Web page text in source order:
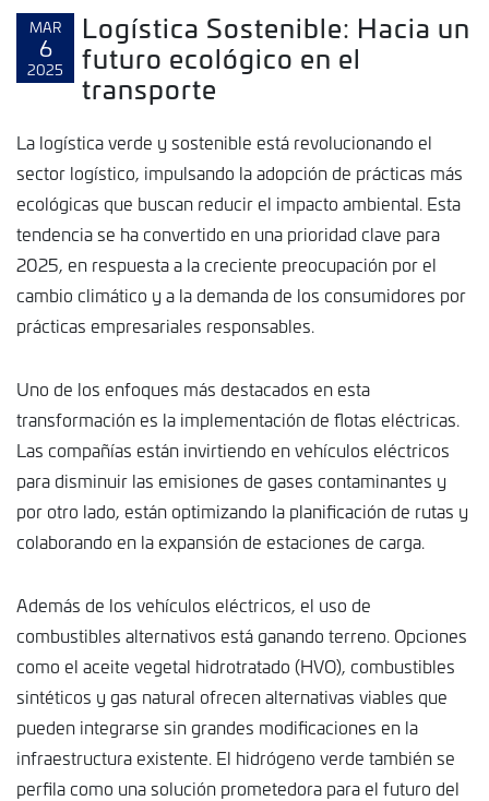
MAR
6
2025
Logística Sostenible: Hacia un
futuro ecológico en el
transporte
La logística verde y sostenible está revolucionando el
sector logístico, impulsando la adopción de prácticas más
ecológicas que buscan reducir el impacto ambiental. Esta
tendencia se ha convertido en una prioridad clave para
2025, en respuesta a la creciente preocupación por el
cambio climático y a la demanda de los consumidores por
prácticas empresariales responsables.
Uno de los enfoques más destacados en esta
transformación es la implementación de flotas eléctricas.
Las compañías están invirtiendo en vehículos eléctricos
para disminuir las emisiones de gases contaminantes y
por otro lado, están optimizando la planificación de rutas y
colaborando en la expansión de estaciones de carga.
Además de los vehículos eléctricos, el uso de
combustibles alternativos está ganando terreno. Opciones
como el aceite vegetal hidrotratado (HVO), combustibles
sintéticos y gas natural ofrecen alternativas viables que
pueden integrarse sin grandes modificaciones en la
infraestructura existente. El hidrógeno verde también se
perfila como una solución prometedora para el futuro del